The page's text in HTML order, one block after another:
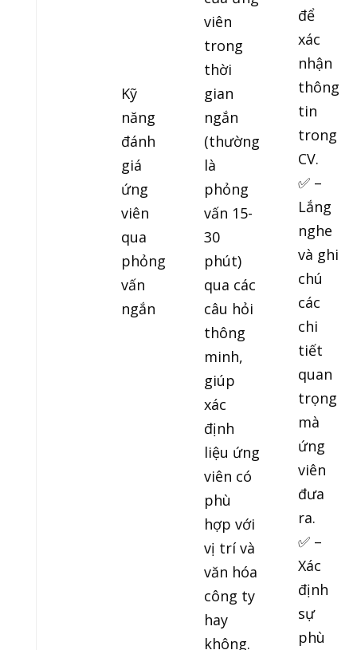
Kỹ
năng
đánh
giá
ứng
viên
qua
phỏng
vấn
ngắn
viên
trong
thời
gian
ngắn
(thường
là
phỏng
vấn 15-
30
phút)
qua các
câu hỏi
thông
minh,
giúp
xác
định
liệu ứng
viên có
phù
hợp với
vị trí và
văn hóa
công ty
hay
không.
để
xác
nhận
thông
tin
trong
CV.
✅ –
Lắng
nghe
và ghi
chú
các
chi
tiết
quan
trọng
mà
ứng
viên
đưa
ra.
✅ –
Xác
định
sự
phù